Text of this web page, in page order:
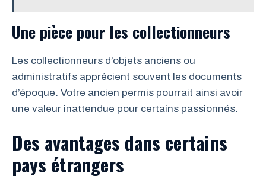
Une pièce pour les collectionneurs
Les collectionneurs d’objets anciens ou
administratifs apprécient souvent les documents
d’époque. Votre ancien permis pourrait ainsi avoir
une valeur inattendue pour certains passionnés.
Des avantages dans certains
pays étrangers